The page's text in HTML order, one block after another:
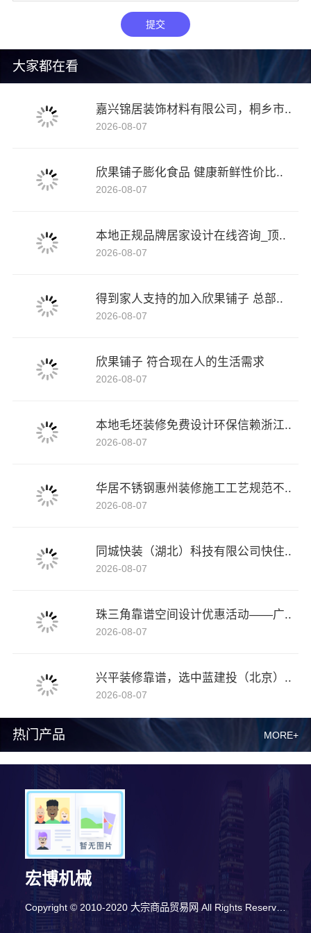
热门产品 MORE+
大家都在看
嘉兴锦居装饰材料有限公司，桐乡市..
2026-08-07
欣果铺子膨化食品 健康新鲜性价比..
2026-08-07
本地正规品牌居家设计在线咨询_顶..
2026-08-07
得到家人支持的加入欣果铺子 总部..
2026-08-07
欣果铺子 符合现在人的生活需求
2026-08-07
本地毛坯装修免费设计环保信赖浙江..
2026-08-07
华居不锈钢惠州装修施工工艺规范不..
2026-08-07
同城快装（湖北）科技有限公司快住..
2026-08-07
珠三角靠谱空间设计优惠活动——广..
2026-08-07
兴平装修靠谱，选中蓝建投（北京）..
2026-08-07
提交
宏博机械
Copyright © 2010-2020 大宗商品贸易网 All Rights Reserved